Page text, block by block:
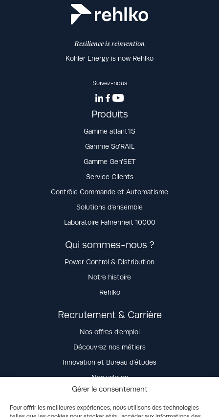
Gérer le consentement
Pour offrir les meilleures expériences, nous utilisons des technologies
Resilience is reinvention
Kohler Energy is now Rehlko
Suivez-nous
Produits
Gamme atlant’IS
Gamme So’RAIL
Gamme Gen’SET
Service Clients
Contrôle Commande et Automatisme
Solutions d’ensemble
Laboratoire Fahrenheit 10000
Qui sommes-nous ?
Power Control & Distribution
Notre histoire
Rehlko
Recrutement & Carrière
Nos offres d’emploi
Découvrez nos métiers
Innovation et Bureau d’études
Nos valeurs
La vie dans l’entreprise
Nos engagements